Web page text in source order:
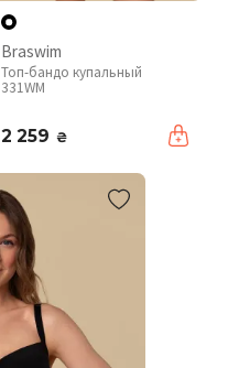
Braswim
Топ-бандо купальный
331WM
2 259 ₴